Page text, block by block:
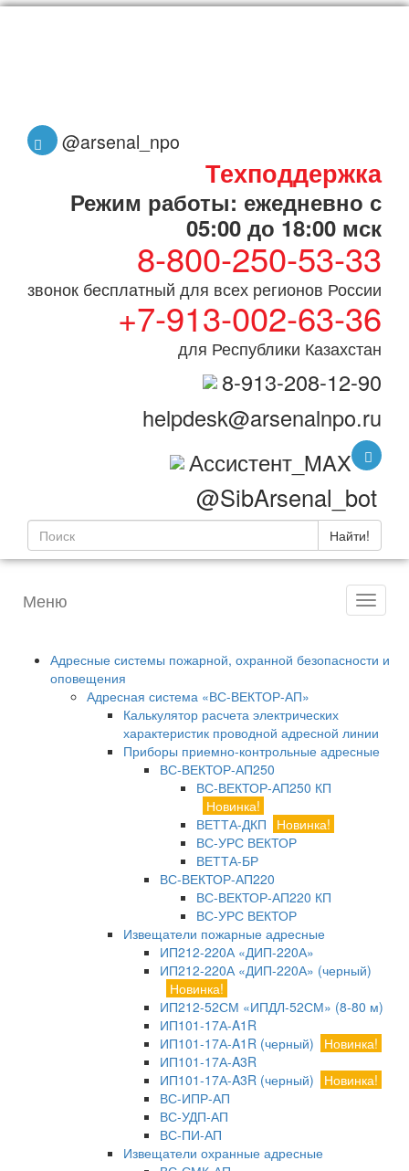
@arsenal_npo
Техподдержка
Режим работы: ежедневно с
05:00 до 18:00 мск
8-800-250-53-33
звонок бесплатный для всех регионов России
+7-913-002-63-36
для Республики Казахстан
8-913-208-12-90
helpdesk@arsenalnpo.ru
Ассистент_MAX
@SibArsenal_bot
Найти!
Меню
Адресные системы пожарной, охранной безопасности и
оповещения
Адресная система «ВС-ВЕКТОР-АП»
Калькулятор расчета электрических
характеристик проводной адресной линии
Приборы приемно-контрольные адресные
ВС-ВЕКТОР-АП250
ВС-ВЕКТОР-АП250 КП
Новинка!
ВЕТТА-ДКП
Новинка!
ВС-УРС ВЕКТОР
ВЕТТА-БР
ВС-ВЕКТОР-АП220
ВС-ВЕКТОР-АП220 КП
ВС-УРС ВЕКТОР
Извещатели пожарные адресные
ИП212-220А «ДИП-220А»
ИП212-220А «ДИП-220А» (черный)
Новинка!
ИП212-52СМ «ИПДЛ-52СМ» (8-80 м)
ИП101-17А-A1R
ИП101-17А-A1R (черный)
Новинка!
ИП101-17А-A3R
ИП101-17А-A3R (черный)
Новинка!
ВС-ИПР-АП
ВС-УДП-АП
ВС-ПИ-АП
Извещатели охранные адресные